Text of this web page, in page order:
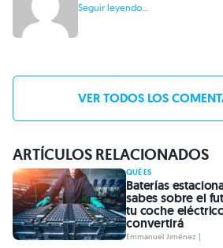
Seguir leyendo...
VER TODOS LOS
ARTÍCULOS RELACIONADOS
QUÉ ES
Baterías
sabes sobre el
tu coche
convertirá
Emmanuel Jiménez |